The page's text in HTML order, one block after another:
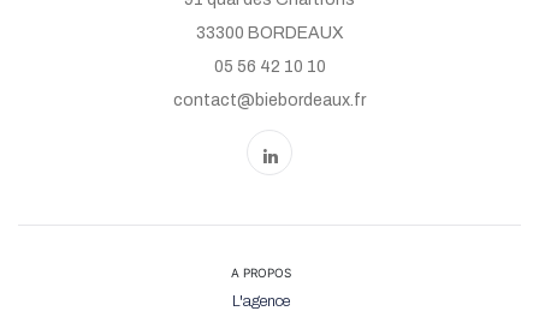
33300 BORDEAUX
05 56 42 10 10
contact@biebordeaux.fr
A PROPOS
L'agence